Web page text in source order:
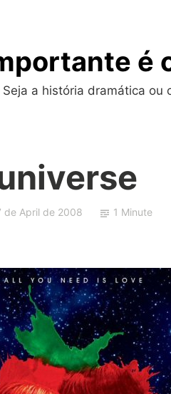
é
a história dramática
de April de 2008 1 Minute